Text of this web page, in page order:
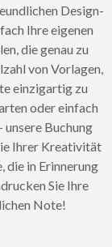
Design-
Ihre eigenen
die genau zu
von Vorlagen,
einzigartig zu
oder einfach
unsere Buchung
Ihrer Kreativität
die in Erinnerung
Sie Ihre
Note!